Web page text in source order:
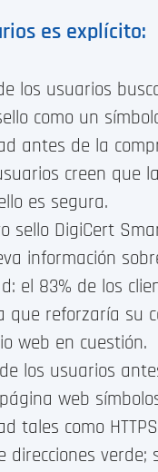
es explícito:
los usuarios
como un
antes de la
creen que
es segura.
sello DigiCert
información
el 83% de los
que reforzaría su
web en cuestión.
los usuarios
web
tales como
direcciones verde;